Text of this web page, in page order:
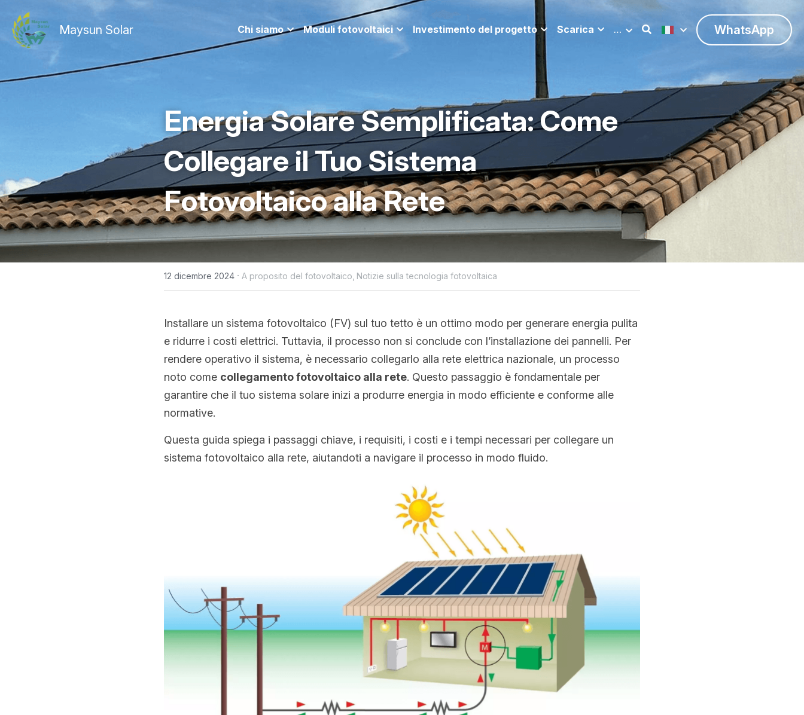
Maysun Solar Chi siamo Moduli fotovoltaici Investimento del progetto Scarica … WhatsApp
Energia Solare Semplificata: Come
Collegare il Tuo Sistema
Fotovoltaico alla Rete
12 dicembre 2024 · A proposito del fotovoltaico, Notizie sulla tecnologia fotovoltaica
Installare un sistema fotovoltaico (FV) sul tuo tetto è un ottimo modo per generare energia pulita
e ridurre i costi elettrici. Tuttavia, il processo non si conclude con l’installazione dei pannelli. Per
rendere operativo il sistema, è necessario collegarlo alla rete elettrica nazionale, un processo
noto come collegamento fotovoltaico alla rete. Questo passaggio è fondamentale per
garantire che il tuo sistema solare inizi a produrre energia in modo efficiente e conforme alle
normative.
Questa guida spiega i passaggi chiave, i requisiti, i costi e i tempi necessari per collegare un
sistema fotovoltaico alla rete, aiutandoti a navigare il processo in modo fluido.